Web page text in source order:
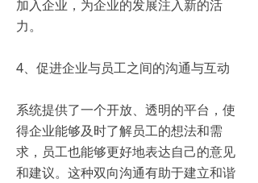
加入企业，为企业的发展注入新的活
力。
4、促进企业与员工之间的沟通与互动
系统提供了一个开放、透明的平台，使
得企业能够及时了解员工的想法和需
求，员工也能够更好地表达自己的意见
和建议。这种双向沟通有助于建立和谐